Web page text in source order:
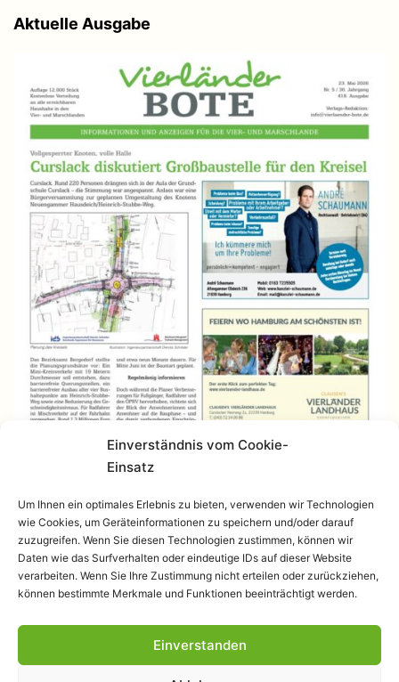
Einverständnis vom Cookie-
Einsatz
Um Ihnen ein optimales Erlebnis zu bieten, verwenden wir Technologien
wie Cookies, um Geräteinformationen zu speichern und/oder darauf
zuzugreifen. Wenn Sie diesen Technologien zustimmen, können wir
Daten wie das Surfverhalten oder eindeutige IDs auf dieser Website
verarbeiten. Wenn Sie Ihre Zustimmung nicht erteilen oder zurückziehen,
können bestimmte Merkmale und Funktionen beeinträchtigt werden.
Einverstanden
Aktuelle Ausgabe